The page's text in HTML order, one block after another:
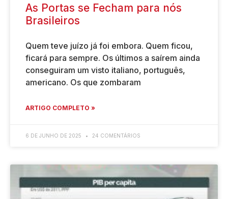
As Portas se Fecham para nós
Brasileiros
Quem teve juízo já foi embora. Quem ficou,
ficará para sempre. Os últimos a saírem ainda
conseguiram um visto italiano, português,
americano. Os que zombaram
ARTIGO COMPLETO »
6 DE JUNHO DE 2025 24 COMENTÁRIOS